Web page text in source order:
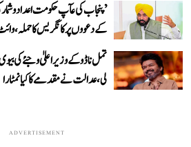
’پنجاب کی عآپ حکومت اعداد و
کے دعووں پر کانگریس کا حملہ،
تمل ناڈو کے وزیر اعلیٰ وجئے کی
لی، عدالت نے مقدمے کا کیا نمٹارا
ADVERTISEMENT